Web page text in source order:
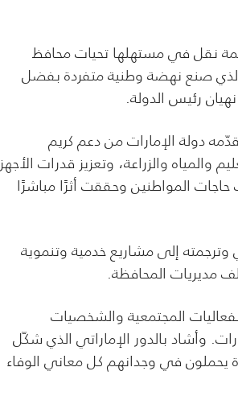
نقل في مستهلها تحيات محافظ
الذي صنع نهضة وطنية متفردة بفضل
رئيس الدولة.
دولة الإمارات من دعم كريم
والزراعة، وتعزيز قدرات
حاجات المواطنين وحققت أثرًا مباشرًا
إلى مشاريع خدمية وتنموية
مديريات المحافظة.
المجتمعية والشخصيات
وأشاد بالدور الإماراتي الذي شكّل
يحملون في وجدانهم كل معاني الوفاء